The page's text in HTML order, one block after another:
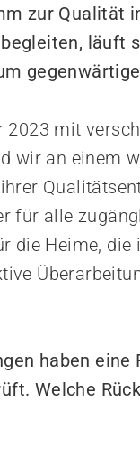
zur Qualität
läuft
mit
wir an einem
für alle
die Heime, die
haben eine
Welche